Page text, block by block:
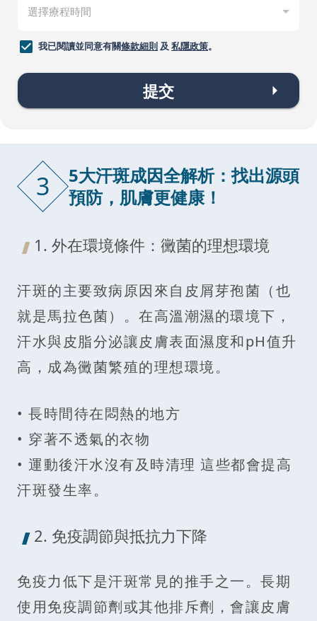
我已閱讀並同意有關條款細則及 私隱政策。
提交
3
5大汗斑成因全解析：找出源頭
預防，肌膚更健康！
1. 外在環境條件：黴菌的理想環境
汗斑的主要致病原因來自皮屑芽孢菌（也
就是馬拉色菌）。在高溫潮濕的環境下，
汗水與皮脂分泌讓皮膚表面濕度和pH值升
高，成為黴菌繁殖的理想環境。
• 長時間待在悶熱的地方
• 穿著不透氣的衣物
• 運動後汗水沒有及時清理 這些都會提高
汗斑發生率。
2. 免疫調節與抵抗力下降
免疫力低下是汗斑常見的推手之一。長期
使用免疫調節劑或其他排斥劑，會讓皮膚